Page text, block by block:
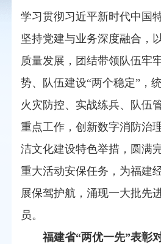
学习贯彻习近平新时代中国
坚持党建与业务深度融合，
质量发展，团结带领队伍牢
势、队伍建设“两个稳定”，
火灾防控、实战练兵、队伍
重点工作，创新数字消防治
洁文化建设特色举措，圆满
重大活动安保任务，为福建
展保驾护航，涌现一大批先
员。
福建省“两优一先”表彰